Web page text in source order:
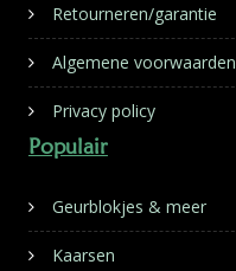
Retourneren/garantie
Algemene voorwaarden
Privacy policy
Populair
Geurblokjes & meer
Kaarsen